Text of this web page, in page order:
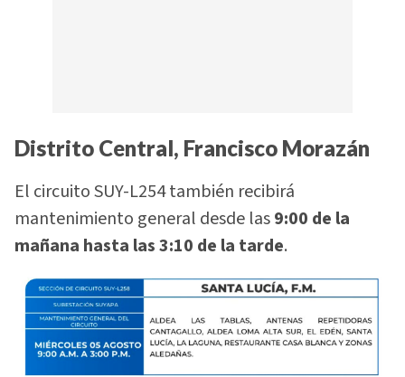
Distrito Central, Francisco Morazán
El circuito SUY-L254 también recibirá
mantenimiento general desde las9:00 de la
mañana hasta las 3:10 de la tarde.